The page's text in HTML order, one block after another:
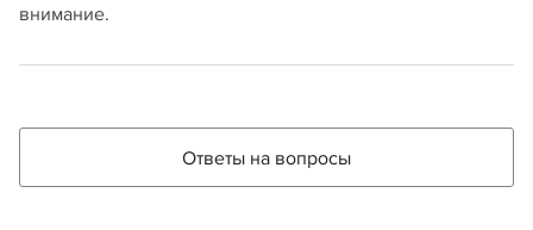
внимание.
Ответы на вопросы